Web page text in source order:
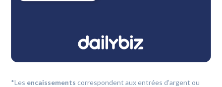
*Les encaissements correspondent aux entrées d’argent ou